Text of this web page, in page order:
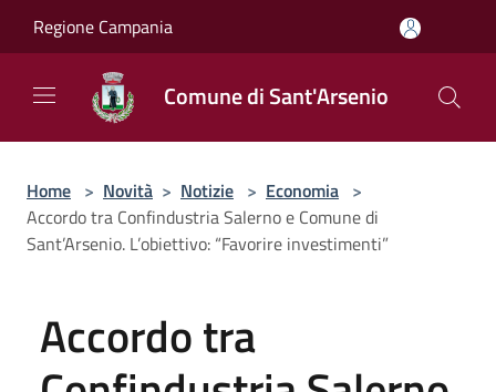
Regione Campania
Comune di Sant'Arsenio
Home > Novità > Notizie > Economia >
Accordo tra Confindustria Salerno e Comune di
Sant’Arsenio. L’obiettivo: “Favorire investimenti”
Accordo tra